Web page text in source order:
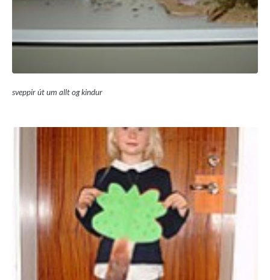
sveppir út um allt og kindur